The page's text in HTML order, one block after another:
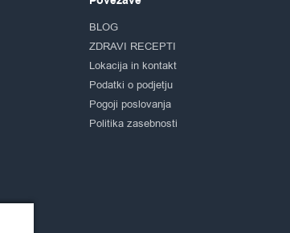
BLOG
ZDRAVI RECEPTI
Lokacija in kontakt
Podatki o podjetju
Pogoji poslovanja
Politika zasebnosti